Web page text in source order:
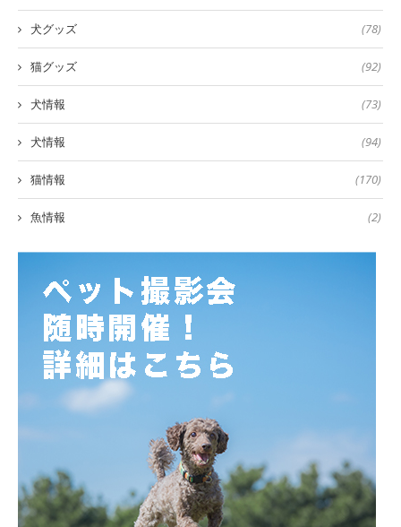
犬グッズ (78)
猫グッズ (92)
犬情報 (73)
犬情報 (94)
猫情報 (170)
魚情報 (2)